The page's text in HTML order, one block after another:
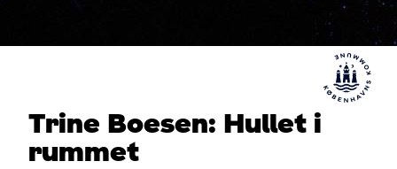
Trine Boesen: Hullet i
rummet